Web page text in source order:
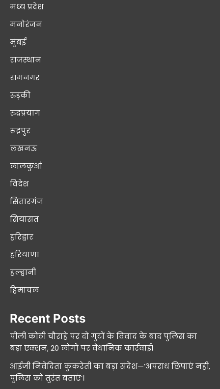
मध्य प्रदेश
मनोरंजन
मुंबई
राजस्थान
रामनगर
रुड़की
रुद्रप्रयाग
रूद्रपुर
लखनऊ
लालकुआं
विदेश
सितारगंज
सियासत
हरिद्वार
हरियाणा
हल्द्वानी
हिमाचल
Recent Posts
पीली कोठी चौराहे पर दो गुटों के विवाद के बाद पुलिस का
बड़ा एक्शन, 20 लोगों पर वैधानिक कार्रवाई।
आईजी निवेदिता कुकरेती का बड़ा संदेश—’अपराध छिपाएं नहीं,
पुलिस को तुरंत बताएं’।